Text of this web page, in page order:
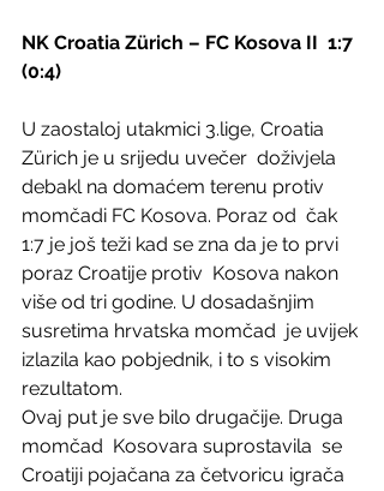
NK Croatia Zürich – FC Kosova II  1:7
(0:4)
U zaostaloj utakmici 3.lige, Croatia
Zürich je u srijedu uvečer  doživjela
debakl na domaćem terenu protiv
momčadi FC Kosova. Poraz od  čak
1:7 je još teži kad se zna da je to prvi
poraz Croatije protiv  Kosova nakon
više od tri godine. U dosadašnjim
susretima hrvatska momčad  je uvijek
izlazila kao pobjednik, i to s visokim
rezultatom.
Ovaj put je sve bilo drugačije. Druga
momčad  Kosovara suprostavila  se
Croatiji pojačana za četvoricu igrača